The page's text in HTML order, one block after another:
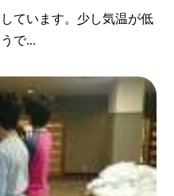
ています。少し気温が低
で...